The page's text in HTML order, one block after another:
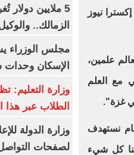
نيوز
علمين،
مع العلم
نستهدف
تستوعب 3 ملايين زائر.. هنا كل شيء
5 ملايين
الزمالك..
مجلس الوزراء
الإسكان وحدات
وزارة التعليم:
الطلاب عبر هذا
وزارة الدولة
لصفحات